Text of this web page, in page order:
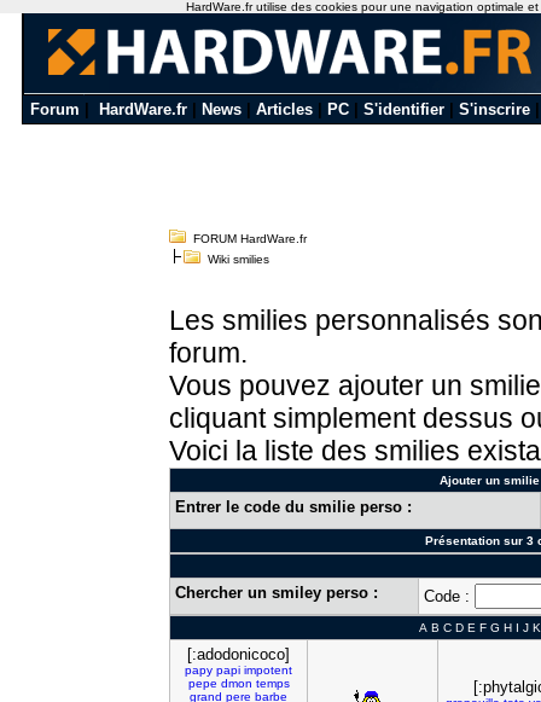
Forum HardWare.fr News Articles PC S'identifier S'inscrire
FORUM HardWare.fr
Wiki smilies
Les smilies personnalisés
forum.
Vous pouvez ajouter un
cliquant simplement dessus
Voici la liste des smilies
Ajouter un
Entrer le code du smilie perso :
Présentation sur 3
Chercher un smiley perso : Code :
A B C D E F G H I J K
[:adodonicoco]
papy papi impotent
pepe dmon temps
grand pere barbe
HardWare.fr utilise des cookies pour une navigation optimale